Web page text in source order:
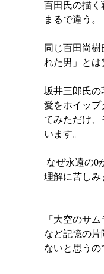
百田氏の描く
まるで違う。
同じ百田尚
れた男」とは
坂井三郎氏の
愛をホイップ
てみただけ、
います。
なぜ永遠の0
理解に苦しみ
「大空のサ
など記憶の
ないと思うの